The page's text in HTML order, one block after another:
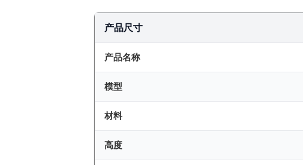
产品尺寸
产品名称
模型
材料
高度